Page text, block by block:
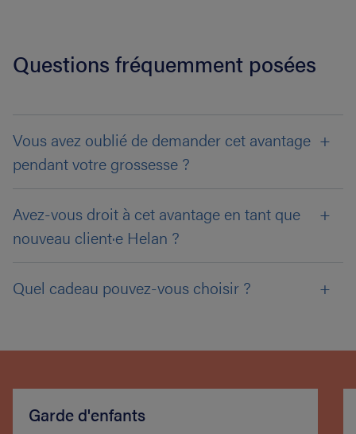
Questions fréquemment posées
Vous avez oublié de demander cet avantage
pendant votre grossesse ?
Avez-vous droit à cet avantage en tant que
nouveau client·e Helan ?
Quel cadeau pouvez-vous choisir ?
Garde d'enfants